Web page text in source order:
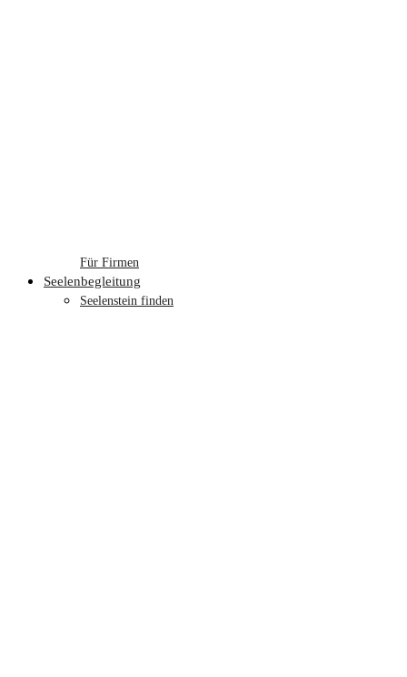
Für Firmen
Seelenbegleitung
Seelenstein finden